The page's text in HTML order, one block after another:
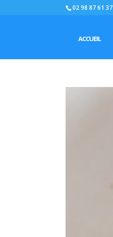
02 98 87 61 37
ACCUEIL